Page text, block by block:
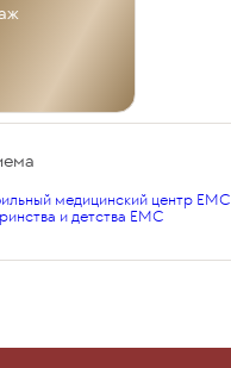
медицинский центр EMC
и детства EMC